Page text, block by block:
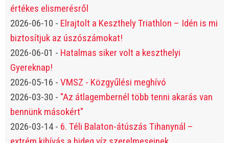
értékes elismerésről
2026-06-10 - Elrajtolt a Keszthely Triathlon – Idén is mi
biztosítjuk az úszószámokat!
2026-06-01 - Hatalmas siker volt a keszthelyi
Gyereknap!
2026-05-16 - VMSZ - Közgyűlési meghívó
2026-03-30 - "Az átlagembernél több tenni akarás van
bennünk másokért"
2026-03-14- 6. Téli Balaton-átúszás Tihanynál –